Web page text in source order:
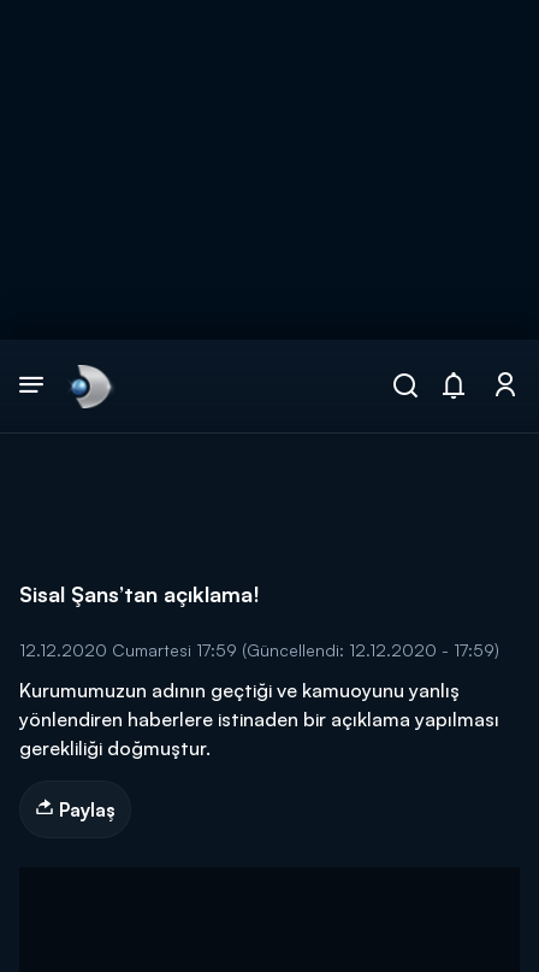
Sisal Şans’tan açıklama!
12.12.2020 Cumartesi 17:59 (Güncellendi: 12.12.2020 - 17:59)
Kurumumuzun adının geçtiği ve kamuoyunu yanlış
yönlendiren haberlere istinaden bir açıklama yapılması
gerekliliği doğmuştur.
Paylaş